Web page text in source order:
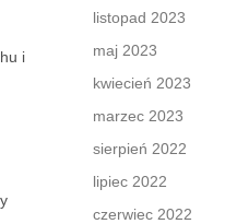
i
listopad 2023
maj 2023
kwiecień 2023
marzec 2023
sierpień 2022
lipiec 2022
czerwiec 2022